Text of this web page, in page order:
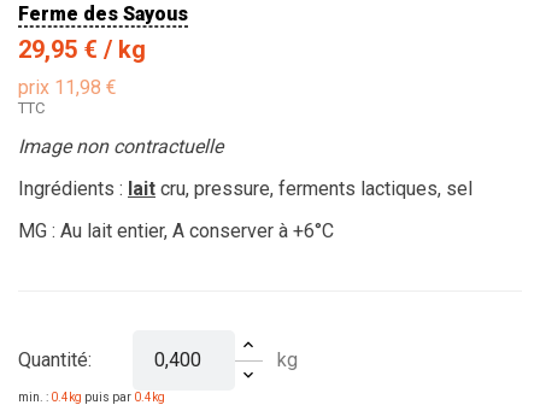
Ferme des Sayous
29,95 € / kg
prix 11,98 €
TTC
Image non contractuelle
Ingrédients : lait cru, pressure, ferments lactiques, sel
MG : Au lait entier, A conserver à +6°C
Quantité: kg
min. : 0.4kg puis par 0.4kg